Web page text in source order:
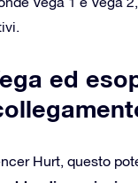
ed
Hurt, questo